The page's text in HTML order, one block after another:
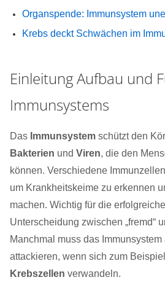
Organspende: Immunsystem
Krebs deckt Schwächen im
Einleitung Aufbau und
Immunsystems
Das Immunsystem schützt den
Bakterien und Viren, die den
können. Verschiedene
um Krankheitskeime zu erkennen
machen. Wichtig für die
Unterscheidung zwischen „fremd“
Manchmal muss das
attackieren, wenn sich zum
Krebszellen verwandeln.